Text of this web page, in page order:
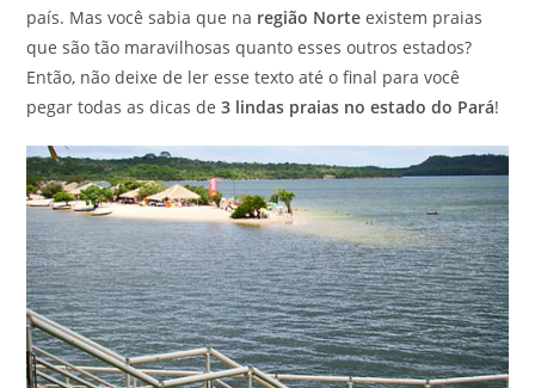
país. Mas você sabia que na região Norte existem praias
que são tão maravilhosas quanto esses outros estados?
Então, não deixe de ler esse texto até o final para você
pegar todas as dicas de3 lindas praias no estado do Pará!